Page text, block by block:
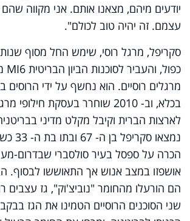
יודעים מיהם, מצאנו אותם. אני מקווה שהם
עצמם. זה יהיה טוב לכולם".
סקריפל, מרגל רוסי, שימש החל מסוף
כפול, והעביר לסוכנות הביון הבריטית MI6
בכלא, וב- 2010 שוחרר בעסקת
נמצאו
הכרה על ספסל בעיר סולסברי שבדרום-
אושפזו במצב אנוש אך התאוששו לבסוף.
הם הורעלו מהחומר "נוביצ'וק", גז עצבים
שני הסוכנים הרוסיים הטמינו את הגז